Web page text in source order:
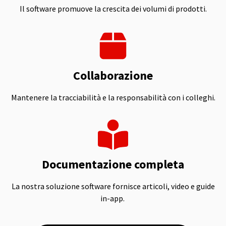
Il software promuove la crescita dei volumi di prodotti.
Collaborazione
Mantenere la tracciabilità e la responsabilità con i colleghi.
Documentazione completa
La nostra soluzione software fornisce articoli, video e guide
in-app.